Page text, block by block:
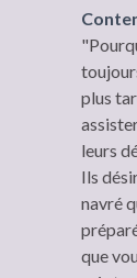
plus
leurs
Ils
navré
que